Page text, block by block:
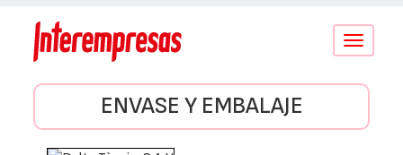
Conmutar
ENVASE Y EMBALAJE